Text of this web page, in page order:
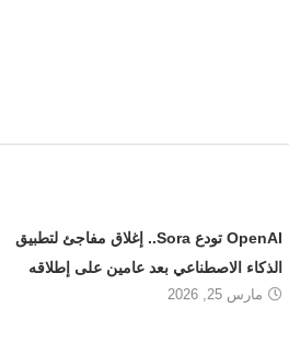
OpenAI تودع Sora.. إغلاق مفاجئ لتطبيق
الذكاء الاصطناعي بعد عامين على إطلاقه
مارس 25, 2026